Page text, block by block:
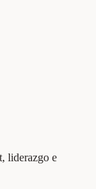
liderazgo e